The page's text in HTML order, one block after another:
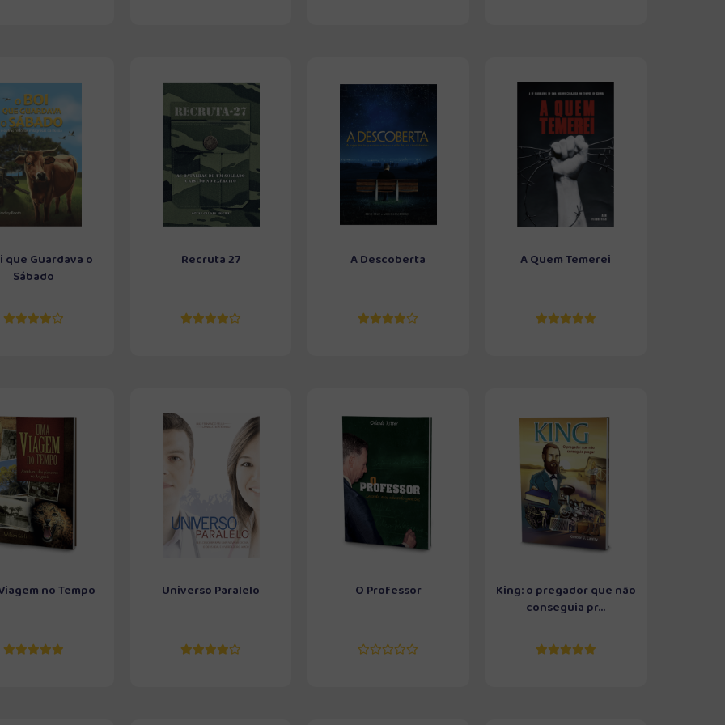
que Guardava o
Sábado
Recruta 27 A Descoberta A Quem Temerei
no Tempo Universo Paralelo O Professor
King: o pregador que não
conseguia pr...